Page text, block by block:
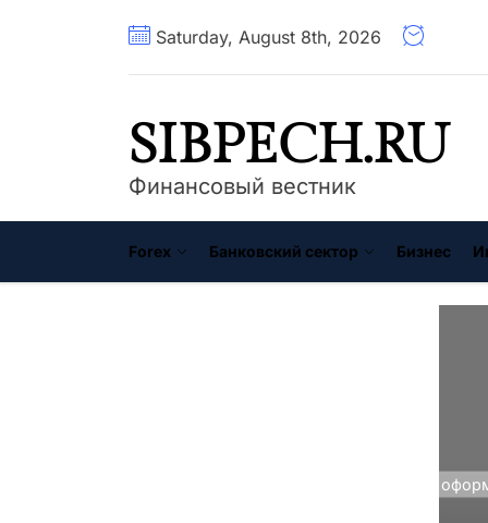
Saturday, August 8th, 2026
SIBPECH.RU
Финансовый вестник
Forex Банковский сектор Бизнес
Как